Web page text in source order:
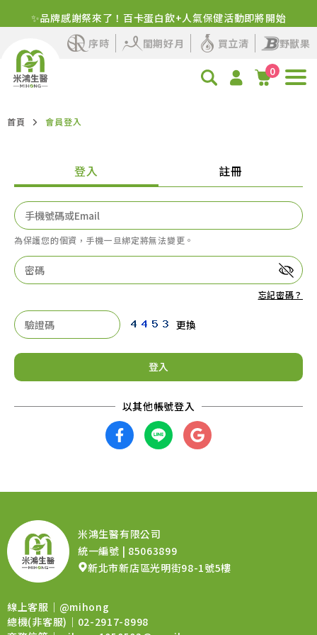
✨品牌感謝祭來了！百卡蛋白飲+人氣保健活動即將開始
序時
閨期好月 買立清
野獸果
0
首頁 會員登入
登入 註冊
為保護您的個資，手機一旦綁定將無法變更。
忘記密碼？
更換
登入
線上客服｜ @mihong
總機(非客服)｜02-2917-8998
米鴻生醫有限公司
統一編號 | 85063899
新北市新店區光明街98-1號5樓